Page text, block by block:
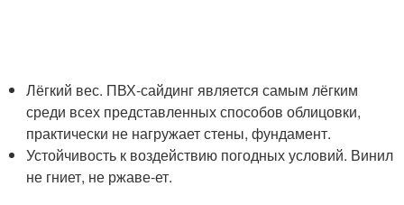
Лёгкий вес. ПВХ-сайдинг является самым лёгким
среди всех представленных способов облицовки,
практически не нагружает стены, фундамент.
Устойчивость к воздействию погодных условий. Винил
не гниет, не ржаве-ет.